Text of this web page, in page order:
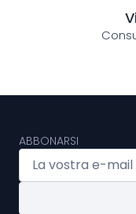
ABBONARSI